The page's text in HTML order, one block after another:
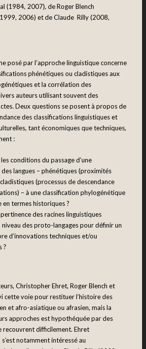
(1984, 2007), de Roger Blench
2006) et de Claude Rilly (2008,
posé par l’approche linguistique concerne
phénétiques ou cladistiques aux
et la corrélation des
auteurs utilisant souvent des
Deux questions se posent à propos de
des classifications linguistiques et
tant économiques que techniques,
:
conditions du passage d’une
langues – phénétiques (proximités
(processus de descendance
– à une classification phylogénétique
termes historiques ?
des racines linguistiques
niveau des proto-langages pour définir un
d’innovations techniques et/ou
?
Christopher Ehret, Roger Blench et
cette voie pour restituer l’histoire des
et afro-asiatique ou afrasien, mais la
approches est hypothéquée par des
recouvrent difficilement. Ehret
notamment intéressé au